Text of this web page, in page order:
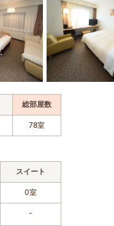
総部屋数
78室
スイート
0室
-